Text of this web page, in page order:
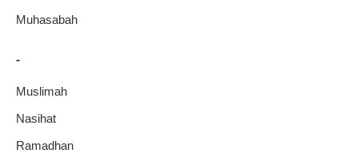
Muhasabah
-
Muslimah
Nasihat
Ramadhan